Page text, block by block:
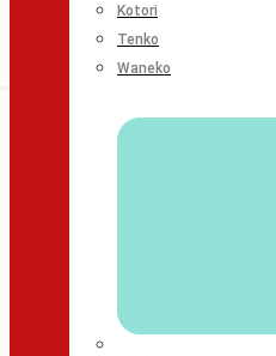
Kotori
Tenko
Waneko